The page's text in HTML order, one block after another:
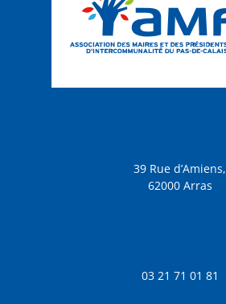
39 Rue d’Amiens,
62000 Arras
03 21 71 01 81